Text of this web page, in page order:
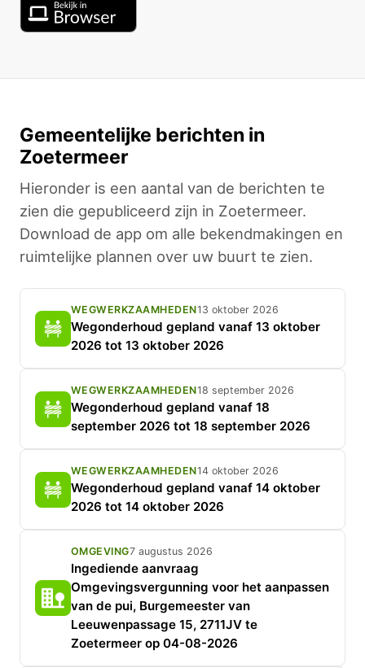
Gemeentelijke berichten in
Zoetermeer
Hieronder is een aantal van de berichten te
zien die gepubliceerd zijn in Zoetermeer.
Download de app om alle bekendmakingen en
ruimtelijke plannen over uw buurt te zien.
WEGWERKZAAMHEDEN13 oktober 2026
Wegonderhoud gepland vanaf 13 oktober
2026 tot 13 oktober 2026
WEGWERKZAAMHEDEN18 september 2026
Wegonderhoud gepland vanaf 18
september 2026 tot 18 september 2026
WEGWERKZAAMHEDEN14 oktober 2026
Wegonderhoud gepland vanaf 14 oktober
2026 tot 14 oktober 2026
OMGEVING7 augustus 2026
Ingediende aanvraag
Omgevingsvergunning voor het aanpassen
van de pui, Burgemeester van
Leeuwenpassage 15, 2711JV te
Zoetermeer op 04-08-2026